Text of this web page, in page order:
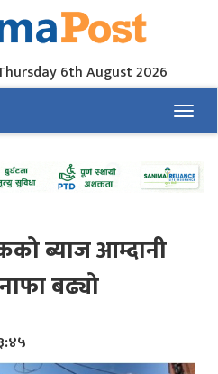
6th August 2026
ब्याज आम्दानी
बढ्यो